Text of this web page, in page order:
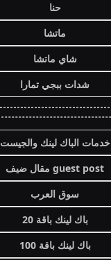
حنا
ماتشا
شاي ماتشا
شدات ببجي تمارا
خدمات الباك لينك والجيست
guest post مقال ضيف
سوق العرب
باك لينك باقة 20
باك لينك باقة 100